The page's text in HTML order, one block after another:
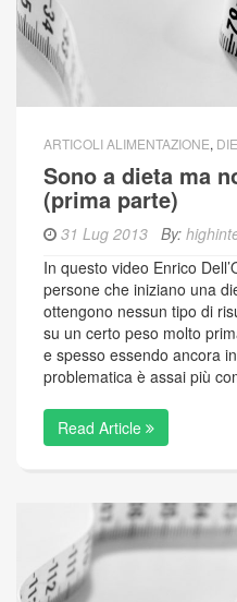
ARTICOLI ALIMENTAZIONE,
Sono a dieta ma
(prima parte)
31 Lug 2013 By:
In questo video Enrico
persone che iniziano una
ottengono nessun tipo di
su un certo peso molto
e spesso essendo ancora
problematica è assai più
Read Article